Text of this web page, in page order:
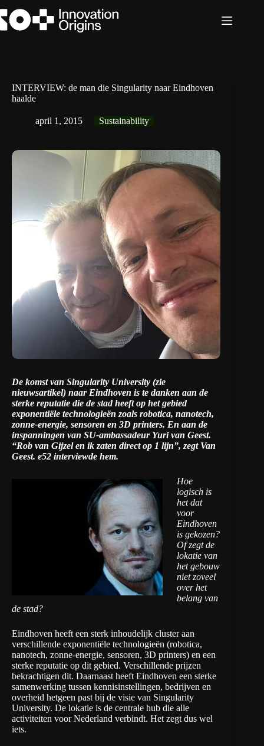
naar
de
INTERVIEW: de man die Singularity naar Eindhoven
haalde
april 1, 2015 Sustainability
De komst van Singularity University (zie
nieuwsartikel) naar Eindhoven is te danken aan de
sterke reputatie die de stad heeft op het gebied
exponentiële technologieën zoals robotica, nanotech,
zonne-energie, sensoren en 3D printers. En aan de
inspanningen van SU-ambassadeur Yuri van Geest.
“Rob van Gijzel en ik zaten direct op 1 lijn”, zegt Van
Geest. e52 interviewde hem.
Hoe
logisch is
het dat
voor
Eindhoven
is gekozen?
Of zegt de
lokatie van
het gebouw
niet zoveel
over het
belang van
de stad?
Eindhoven heeft een sterk inhoudelijk cluster aan
verschillende exponentiële technologieën (robotica,
nanotech, zonne-energie, sensoren, 3D printers) en een
sterke reputatie op dit gebied. Verschillende prijzen
bekrachtigen dit. Daarnaast heeft Eindhoven een sterke
samenwerking tussen kennisinstellingen, bedrijven en
overheid hetgeen past bij de visie van Singularity
University. De lokatie is de centrale hub die alle
activiteiten voor Nederland verbindt. Het zegt dus wel
iets.